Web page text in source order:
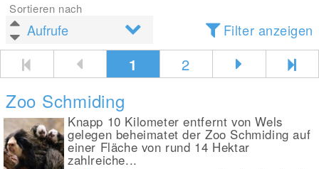
Sortieren nach
Filter anzeigen
1 2
Zoo Schmiding
Knapp 10 Kilometer entfernt von Wels
gelegen beheimatet der Zoo Schmiding auf
einer Fläche von rund 14 Hektar
zahlreiche...